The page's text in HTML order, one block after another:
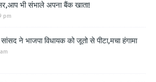
भी संभाले अपना बैंक खाता!
pm
ने भाजपा विधायक को जूतो से पीटा,मचा हंगामा